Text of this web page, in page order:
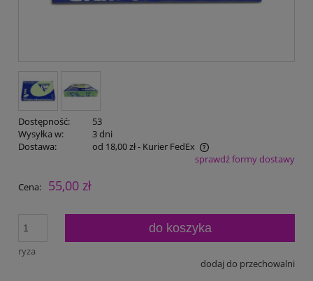
Dostępność:
53
Wysyłka w:
3 dni
Dostawa:
od 18,00 zł- Kurier FedEx
Cena nie zawiera ewentualnych kosztów płatnościsprawdź formy dostawy
Cena: 55,00 zł
ryza
do koszyka
dodaj do przechowalni